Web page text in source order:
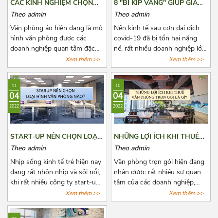
Ngô Quyền
Trần Minh Quyền
Cư Xá Đồng Tiến
Hồ Thị Kỷ
CÁC KINH NGHIỆM CHỌN
THUÊ VĂN PHÒNG ẢO
Theo admin
Văn phòng ảo hiện đang là mô
hình văn phòng được các
doanh nghiệp quan tâm đặc
biệt là các doanh nghiệp có
quy mô vừa và nhỏ. Đã có rất
nhiều đơn vị cho thuê nắm bắt
được xu hướng đó và tiến
hành mở rộng cho thuê loại
hình văn phòng này. Tuy nhiên,
đây là dịch vụ còn quá mới mẻ
khiến cho các doanh nghiệp
có nhiều điều phân vân. Bài
viết này, Azoffice mong rằng
sẽ giải đáp các thắc mắc của
các quý doanh nghiệp.
Xem thêm >>
8 "BÍ KÍP VÀNG" GIÚP GIẢM
CHI PHÍ THUÊ VĂN PHÒNG
Theo admin
Nền kinh tế sau cơn đại dịch
covid-19 đã bị tổn hại nặng
nề, rất nhiều doanh nghiệp lớn
nhỏ đã phải đóng cửa vĩnh
viễn, một số khác đang phải
đau đầu vì nhiều loại chi phí cố
định phải chi trả, trong đó
không thể không nhắc đến chi
phí thuê văn phòng, kho
bãi,...Bài viết là 8 “bí kíp vàng”
mà Azoffice muốn chia sẻ để
phần nào giúp các bạn giảm
chi phí thuê văn phòng, giảm
bớt nỗi lo cho các doanh
nghiệp.
Xem thêm >>
11
04
2022
START-UP NÊN CHỌN LOẠI
HÌNH VĂN PHÒNG NÀO?
Theo admin
Nhịp sống kinh tế trẻ hiện nay
đang rất nhộn nhịp và sôi nổi,
khi rất nhiều công ty start-up
thành lập, với đa dạng ngành
nghề. Một trong những bài
toán đang khiến các start-up
Xem thêm >>
10
04
2022
NHỮNG LỢI ÍCH KHI THUÊ
VĂN PHÒNG TRỌN GÓI LÀ
Theo admin
Văn phòng trọn gói hiện đang
nhận được rất nhiều sự quan
tâm của các doanh nghiệp,
công ty có nhu cầu muốn mở
văn phòng hoặc chuyển văn
Xem thêm >>